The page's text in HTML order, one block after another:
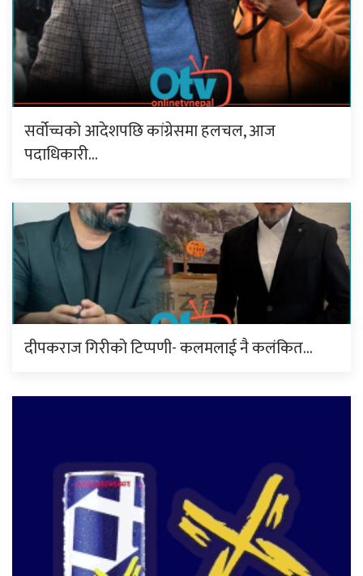
सर्वोच्चको आदेशपछि कांग्रेसमा हलचल, आज
पदाधिकारी…
दीपकराज गिरीको टिप्पणी- कलमलाई नै कलंकित…